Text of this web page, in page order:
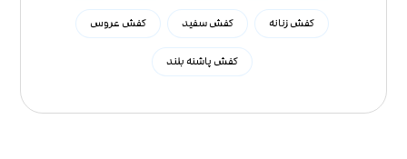
کفش زنانه کفش سفید کفش عروس
کفش پاشنه بلند